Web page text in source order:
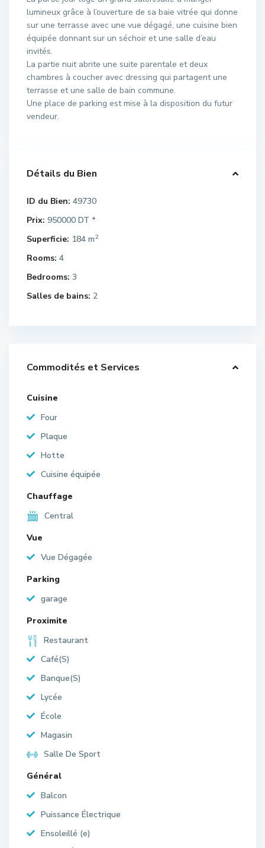
lumineux grâce à l’ouverture de sa baie vitrée qui donne
sur une terrasse avec une vue dégagé, une cuisine bien
équipée donnant sur un séchoir et une salle d’eau
invités.
La partie nuit abrite une suite parentale et deux
chambres à coucher avec dressing qui partagent une
terrasse et une salle de bain commune.
Une place de parking est mise à la disposition du futur
vendeur.
Détails du Bien
ID du Bien: 49730
Prix: 950000 DT *
Superficie: 184 m2
Rooms: 4
Bedrooms: 3
Salles de bains: 2
Commodités et Services
Cuisine
Four
Plaque
Hotte
Cuisine équipée
Chauffage
Central
Vue
Vue Dégagée
Parking
garage
Proximite
Restaurant
Café(S)
Banque(S)
Lycée
École
Magasin
Salle De Sport
Général
Balcon
Puissance Électrique
Ensoleillé (e)